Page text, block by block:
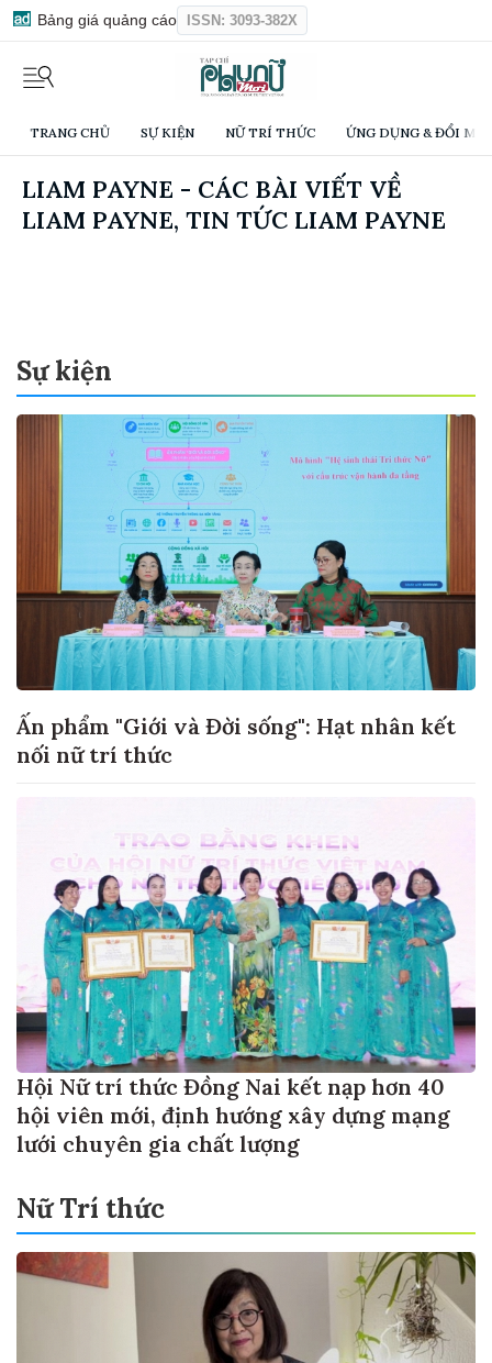
Bảng giá quảng cáo ISSN: 3093-382X
TRANG CHỦ SỰ KIỆN NỮ TRÍ THỨC ỨNG DỤNG & ĐỔI
LIAM PAYNE - CÁC BÀI VIẾT VỀ
LIAM PAYNE, TIN TỨC LIAM PAYNE
Sự kiện
Ấn phẩm "Giới và Đời sống": Hạt nhân kết
nối nữ trí thức
Hội Nữ trí thức Đồng Nai kết nạp hơn 40
hội viên mới, định hướng xây dựng mạng
lưới chuyên gia chất lượng
Nữ Trí thức